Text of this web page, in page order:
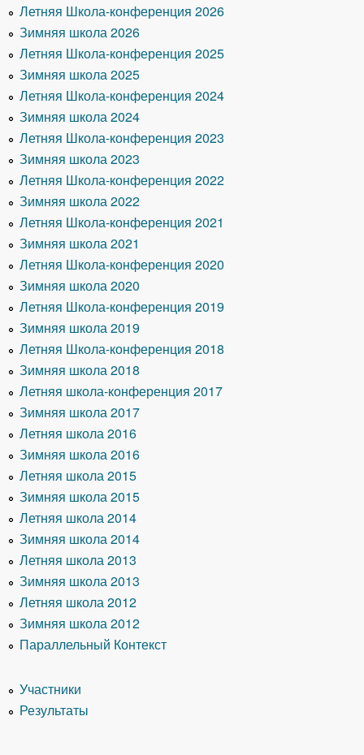
Летняя Школа-конференция 2026
Зимняя школа 2026
Летняя Школа-конференция 2025
Зимняя школа 2025
Летняя Школа-конференция 2024
Зимняя школа 2024
Летняя Школа-конференция 2023
Зимняя школа 2023
Летняя Школа-конференция 2022
Зимняя школа 2022
Летняя Школа-конференция 2021
Зимняя школа 2021
Летняя Школа-конференция 2020
Зимняя школа 2020
Летняя Школа-конференция 2019
Зимняя школа 2019
Летняя Школа-конференция 2018
Зимняя школа 2018
Летняя школа-конференция 2017
Зимняя школа 2017
Летняя школа 2016
Зимняя школа 2016
Летняя школа 2015
Зимняя школа 2015
Летняя школа 2014
Зимняя школа 2014
Летняя школа 2013
Зимняя школа 2013
Летняя школа 2012
Зимняя школа 2012
Параллельный Контекст
Участники
Результаты